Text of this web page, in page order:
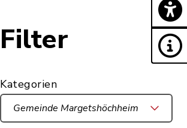
Filter
Kategorien
Gemeinde Margetshöchheim